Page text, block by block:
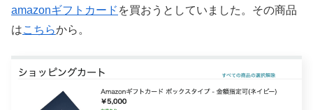
amazonギフトカード を買おうとしていました。その商品
はこちらから。